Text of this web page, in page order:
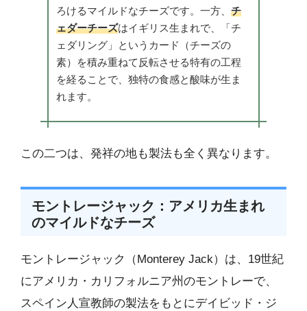
ろけるマイルドなチーズです。一方、 チ
ェダーチーズはイギリス生まれで、「チ
ェダリング」というカード（チーズの
素）を積み重ねて反転させる特有の工程
を経ることで、独特の食感と酸味が生ま
れます。
この二つは、発祥の地も製法も全く異なります。
モントレージャック：アメリカ生まれ
のマイルドなチーズ
モントレージャック（Monterey Jack）は、19世紀
にアメリカ・カリフォルニア州のモントレーで、
スペイン人宣教師の製法をもとにデイビッド・ジ